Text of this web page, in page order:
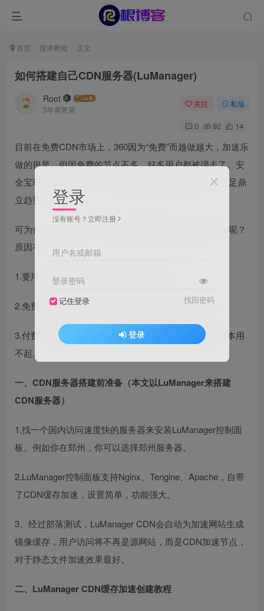
首页 技术教程 正文
如何搭建自己CDN服务器(LuManager)
Root
3年前更新
关注 私信
0 92 14
目前在免费CDN市场上，360因为“免费”而越做越大，加速乐
做的很早。但因免费的节点不多，好多用户都被强走了。安
全宝现在也还不错。目前国内的免费CDN市场已呈现三足鼎
立趋势。
可为什么我还需要自己搭建
来实现网站加速呢？
原因有三
1.要用国内的CDN服务器域名都需要备案。
2.免费的CDN服务器的稳定性和加速效果都不是很行。
3.付费的CDN服务器一般都贵的要死，一些草根站长根本用
不起。
一、CDN服务器搭建前准备（本文以LuManager来搭建
CDN服务器）
1.找一个国内访问速度快的服务器来安装LuManager控制面
板。例如你在郑州，你可以选择郑州服务器。
2.LuManager控制面板支持Nginx、Tengine、Apache，自带
了CDN缓存加速，设置简单，功能强大。
3、经过部落测试，LuManager CDN会自动为加速网站生成
镜像缓存，用户访问将不再是源网站，而是CDN加速节点，
对于静态文件加速效果最好。
二、LuManager CDN缓存加速创建教程
登录
没有账号？立即注册
用户名或邮箱
登录密码
记住登录 找回密码
登录